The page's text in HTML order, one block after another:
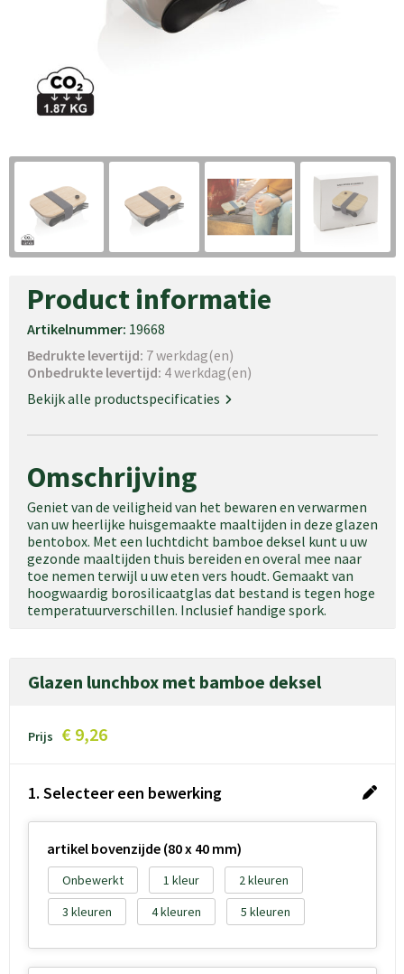
Product informatie
Artikelnummer: 19668
Bedrukte levertijd: 7 werkdag(en)
Onbedrukte levertijd: 4 werkdag(en)
Bekijk alle productspecificaties
Omschrijving
Geniet van de veiligheid van het bewaren en verwarmen
van uw heerlijke huisgemaakte maaltijden in deze glazen
bentobox. Met een luchtdicht bamboe deksel kunt u uw
gezonde maaltijden thuis bereiden en overal mee naar
toe nemen terwijl u uw eten vers houdt. Gemaakt van
hoogwaardig borosilicaatglas dat bestand is tegen hoge
temperatuurverschillen. Inclusief handige spork.
Glazen lunchbox met bamboe deksel
Prijs € 9,26
1. Selecteer een bewerking
artikel bovenzijde (80 x 40 mm)
Onbewerkt 1
2
3
4 5